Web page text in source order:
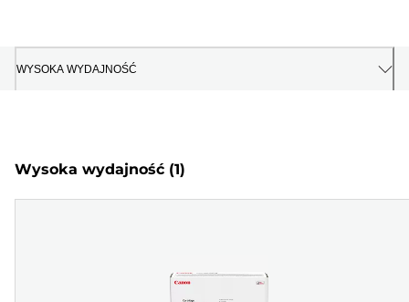
WYSOKA WYDAJNOŚĆ
Wysoka wydajność (1)